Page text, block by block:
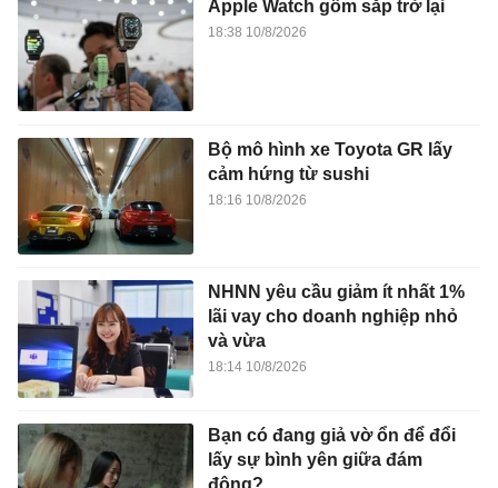
Apple Watch gốm sắp trở lại
18:38 10/8/2026
Bộ mô hình xe Toyota GR lấy
cảm hứng từ sushi
18:16 10/8/2026
NHNN yêu cầu giảm ít nhất 1%
lãi vay cho doanh nghiệp nhỏ
và vừa
18:14 10/8/2026
Bạn có đang giả vờ ổn để đổi
lấy sự bình yên giữa đám
đông?